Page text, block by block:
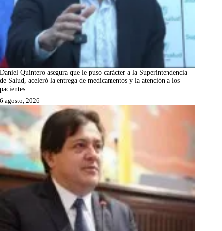
Daniel Quintero asegura que le puso carácter a la Superintendencia
de Salud, aceleró la entrega de medicamentos y la atención a los
pacientes
6 agosto, 2026